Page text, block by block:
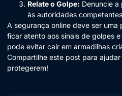
Relate o Golpe: Denuncie a
às autoridades
A segurança online deve ser
ficar atento aos sinais de golpes
pode evitar cair em armadilhas
Compartilhe este post para
protegerem!